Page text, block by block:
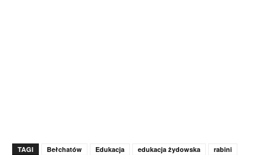
TAGI Bełchatów Edukacja edukacja żydowska
rabini